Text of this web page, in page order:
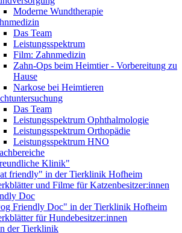
Moderne Wundtherapie
Das Team
Leistungsspektrum
Film: Zahnmedizin
Zahn-Ops beim Heimtier - Vorbereitung zu
Hause
Narkose bei Heimtieren
Das Team
Leistungsspektrum Ophthalmologie
Leistungsspektrum Orthopädie
Leistungsspektrum HNO
Klinik"
friendly" in der Tierklinik Hofheim
und Filme für Katzenbesitzer:innen
Doc
Friendly Doc" in der Tierklinik Hofheim
für Hundebesitzer:innen
der Tierklinik